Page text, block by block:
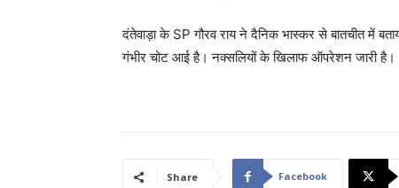
दंतेवाड़ा के SP गौरव राय ने दैनिक भास्कर से बातचीत में
गंभीर चोट आई है। नक्सलियों के खिलाफ ऑपरेशन जारी है।
Share Facebook